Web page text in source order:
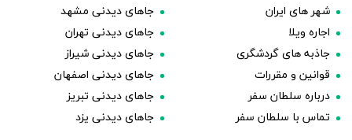
شهر های ایران
اجاره ویلا
جاذبه های گردشگری
قوانین و مقررات
درباره سلطان سفر
تماس با سلطان سفر
جاهای دیدنی مشهد
جاهای دیدنی تهران
جاهای دیدنی شیراز
جاهای دیدنی اصفهان
جاهای دیدنی تبریز
جاهای دیدنی یزد